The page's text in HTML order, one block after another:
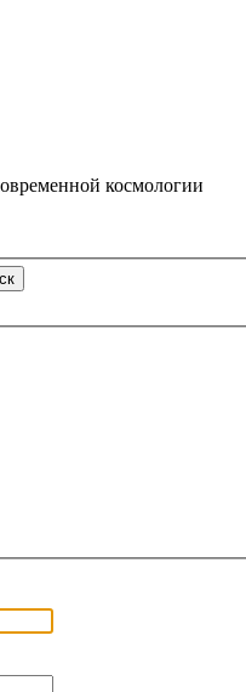
космологии